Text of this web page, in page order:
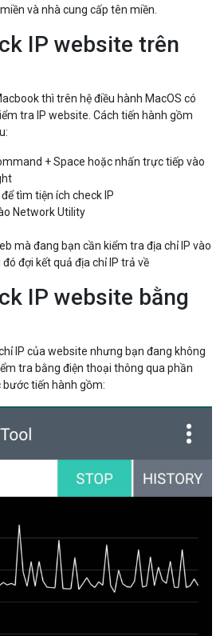
và nhà cung cấp tên miền.
IP website trên
thì trên hệ điều hành MacOS có
tra IP website. Cách tiến hành gồm
+ Space hoặc nhấn trực tiếp vào
tìm tiện ích check IP
Network Utility
mà đang bạn cần kiểm tra địa chỉ IP vào
đợi kết quả địa chỉ IP trả về
IP website bằng
IP của website nhưng bạn đang không
tra bằng điện thoại thông qua phần
tiến hành gồm: